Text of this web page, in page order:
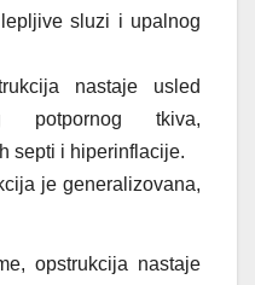
sluzi i upalnog
nastaje usled
potpornog tkiva,
septi i hiperinflacije.
je generalizovana,
opstrukcija nastaje